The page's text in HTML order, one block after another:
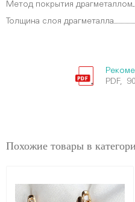
Метод покрытия драгметаллом
Толщина слоя драгметалла
PDF,
Похожие товары в